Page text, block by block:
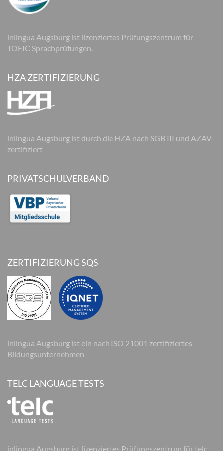
inlingua Augsburg ist lizenziertes Prüfungszentrum für
TOEIC Sprachprüfungen.
HZA ZERTIFIZIERUNG
inlingua Augsburg ist durch die HZA nach SGB III und AZAV
zertifiziert
PRIVATSCHULVERBAND
ZERTIFIZIERUNG SQS
inlingua Augsburg ist ein nach ISO 21001 zertifiziertes
Bildungsunternehmen
TELC LANGUAGE TESTS
inlingua Augsburg ist lizenziertes Prüfungszentrum für telc